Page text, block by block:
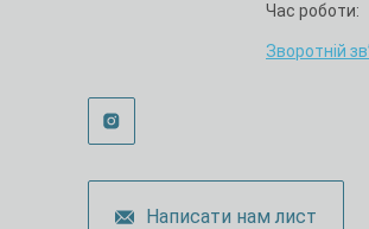
Написати нам лист
Час роботи:
Зворотній